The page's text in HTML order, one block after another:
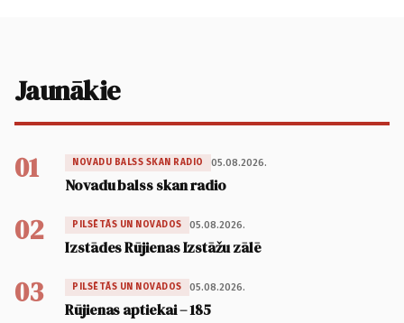
Jaunākie
01 NOVADU BALSS SKAN RADIO 05.08.2026.
Novadu balss skan radio
02 PILSĒTĀS UN NOVADOS 05.08.2026.
Izstādes Rūjienas Izstāžu zālē
03 PILSĒTĀS UN NOVADOS 05.08.2026.
Rūjienas aptiekai – 185